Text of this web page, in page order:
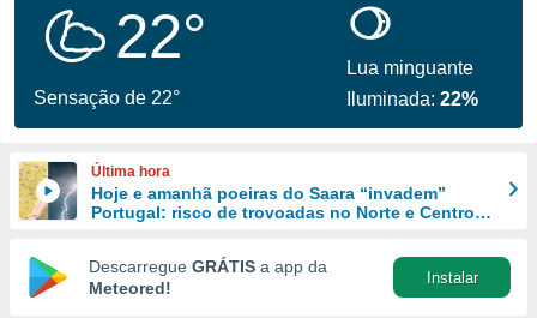
fornecidas
a este
das
e
forma
digital
22°
Sensação de 22°
Lua minguante
Iluminada:22%
Última hora
Hoje e amanhã poeiras do Saara “invadem”
Portugal: risco de trovoadas no Norte e Centro
Descarregue GRÁTIS a app da
Meteored!
Instalar